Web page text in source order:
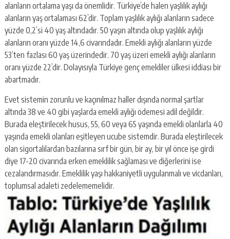
alanların ortalama yaşı da önemlidir. Türkiye’de halen yaşlılık aylığı
alanların yaş ortalaması 62’dir. Toplam yaşlılık aylığı alanların sadece
yüzde 0,2’si 40 yaş altındadır. 50 yaşın altında olup yaşlılık aylığı
alanların oranı yüzde 14,6 civarındadır. Emekli aylığı alanların yüzde
53’ten fazlası 60 yaş üzerindedir. 70 yaş üzeri emekli aylığı alanların
oranı yüzde 22’dir. Dolayısıyla Türkiye genç emekliler ülkesi iddiası bir
abartmadır.
Evet sistemin zorunlu ve kaçınılmaz haller dışında normal şartlar
altında 38 ve 40 gibi yaşlarda emekli aylığı ödemesi adil değildir.
Burada eleştirilecek husus, 55, 60 veya 65 yaşında emekli olanlarla 40
yaşında emekli olanları eşitleyen ucube sistemdir. Burada eleştirilecek
olan sigortalılardan bazılarına sırf bir gün, bir ay, bir yıl önce işe girdi
diye 17-20 civarında erken emeklilik sağlaması ve diğerlerini ise
cezalandırmasıdır. Emeklilik yaşı hakkaniyetli uygulanmalı ve vicdanları,
toplumsal adaleti zedelememelidir.